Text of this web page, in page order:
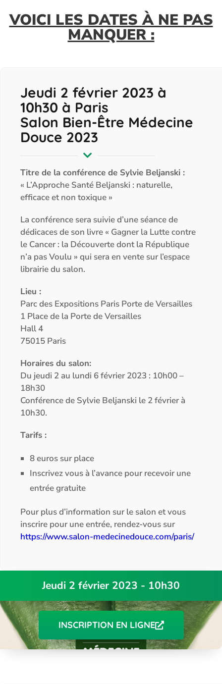
VOICI LES DATES À NE PAS
MANQUER :
Jeudi 2 février 2023 à
10h30 à Paris
Salon Bien-Être Médecine
Douce 2023
Titre de la conférence de Sylvie Beljanski :
« L’Approche Santé Beljanski : naturelle,
efficace et non toxique »
La conférence sera suivie d’une séance de
dédicaces de son livre « Gagner la Lutte contre
le Cancer : la Découverte dont la République
n’a pas Voulu » qui sera en vente sur l’espace
librairie du salon.
Lieu :
Parc des Expositions Paris Porte de Versailles
1 Place de la Porte de Versailles
Hall 4
75015 Paris
Horaires du salon:
Du jeudi 2 au lundi 6 février 2023 : 10h00 –
18h30
Conférence de Sylvie Beljanski le 2 février à
10h30.
Tarifs :
8 euros sur place
Inscrivez vous à l’avance pour recevoir une
entrée gratuite
Pour plus d’information sur le salon et vous
inscrire pour une entrée, rendez-vous sur
https://www.salon-medecinedouce.com/paris/
Jeudi 2 février 2023 - 10h30
INSCRIPTION EN LIGNE